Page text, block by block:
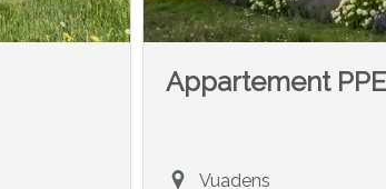
Appartement PPE
Vuadens